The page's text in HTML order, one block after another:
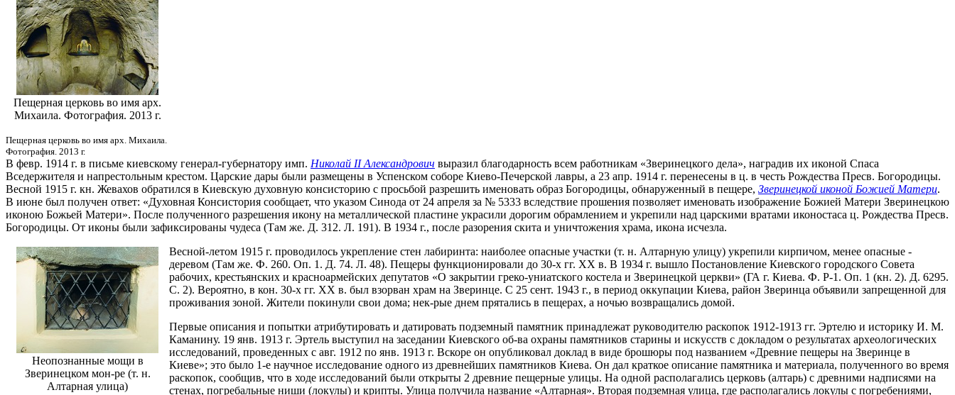
Пещерная церковь во имя арх.
Михаила. Фотография. 2013 г.
Пещерная церковь во имя арх. Михаила.
Фотография. 2013 г.
В февр. 1914 г. в письме киевскому генерал-губернатору имп. Николай II Александрович выразил благодарность всем работникам «Зверинецкого дела», наградив их иконой Спаса
Вседержителя и напрестольным крестом. Царские дары были размещены в Успенском соборе Киево-Печерской лавры, а 23 апр. 1914 г. перенесены в ц. в честь Рождества Пресв. Богородицы.
Весной 1915 г. кн. Жевахов обратился в Киевскую духовную консисторию с просьбой разрешить именовать образ Богородицы, обнаруженный в пещере, Зверинецкой иконой Божией Матери.
В июне был получен ответ: «Духовная Консистория сообщает, что указом Синода от 24 апреля за № 5333 вследствие прошения позволяет именовать изображение Божией Матери Зверинецкою
иконою Божьей Матери». После полученного разрешения икону на металлической пластине украсили дорогим обрамлением и укрепили над царскими вратами иконостаса ц. Рождества Пресв.
Богородицы. От иконы были зафиксированы чудеса (Там же. Д. 312. Л. 191). В 1934 г., после разорения скита и уничтожения храма, икона исчезла.
Неопознанные мощи в
Зверинецком мон-ре (т. н.
Алтарная улица)
Весной-летом 1915 г. проводилось укрепление стен лабиринта: наиболее опасные участки (т. н. Алтарную улицу) укрепили кирпичом, менее опасные -
деревом (Там же. Ф. 260. Оп. 1. Д. 74. Л. 48). Пещеры функционировали до 30-х гг. ХХ в. В 1934 г. вышло Постановление Киевского городского Совета
рабочих, крестьянских и красноармейских депутатов «О закрытии греко-униатского костела и Зверинецкой церкви» (ГА г. Киева. Ф. Р-1. Оп. 1 (кн. 2). Д. 6295.
С. 2). Вероятно, в кон. 30-х гг. ХХ в. был взорван храм на Зверинце. С 25 сент. 1943 г., в период оккупации Киева, район Зверинца объявили запрещенной для
проживания зоной. Жители покинули свои дома; нек-рые днем прятались в пещерах, а ночью возвращались домой.
Первые описания и попытки атрибутировать и датировать подземный памятник принадлежат руководителю раскопок 1912-1913 гг. Эртелю и историку И. М.
Каманину. 19 янв. 1913 г. Эртель выступил на заседании Киевского об-ва охраны памятников старины и искусств с докладом о результатах археологических
исследований, проведенных с авг. 1912 по янв. 1913 г. Вскоре он опубликовал доклад в виде брошюры под названием «Древние пещеры на Зверинце в
Киеве»; это было 1-е научное исследование одного из древнейших памятников Киева. Он дал краткое описание памятника и материала, полученного во время
раскопок, сообщив, что в ходе исследований были открыты 2 древние пещерные улицы. На одной располагались церковь (алтарь) с древними надписями на
стенах, погребальные ниши (локулы) и крипты. Улица получила название «Алтарная». Вторая подземная улица, где располагались локулы с погребениями,